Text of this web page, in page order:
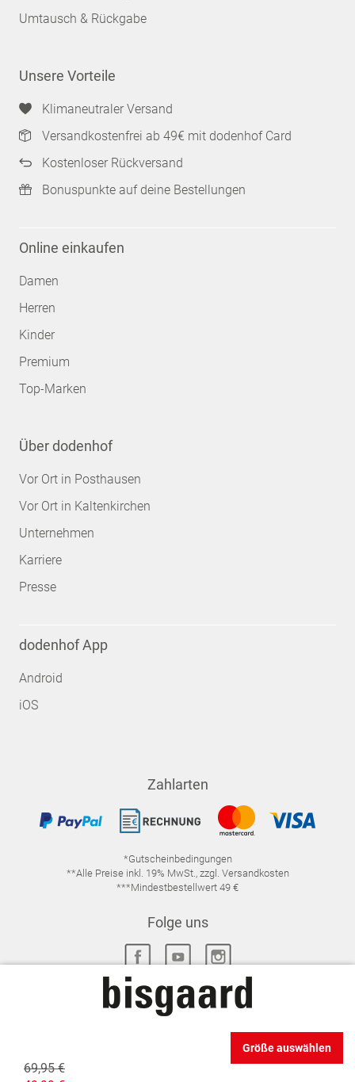
69,95 €
Größe auswählen
Umtausch & Rückgabe
Unsere Vorteile
Klimaneutraler Versand
Versandkostenfrei ab 49€ mit dodenhof Card
Kostenloser Rückversand
Bonuspunkte auf deine Bestellungen
Online einkaufen
Damen
Herren
Kinder
Premium
Top-Marken
Über dodenhof
Vor Ort in Posthausen
Vor Ort in Kaltenkirchen
Unternehmen
Karriere
Presse
dodenhof App
Android
iOS
Zahlarten
*Gutscheinbedingungen
**Alle Preise inkl. 19% MwSt., zzgl. Versandkosten
***Mindestbestellwert 49 €
Folge uns
DATENSCHUTZ-EINSTELLUNGEN
WIDERRUFSRECHT